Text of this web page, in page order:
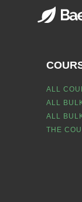
ALL
ALL
ALL
THE